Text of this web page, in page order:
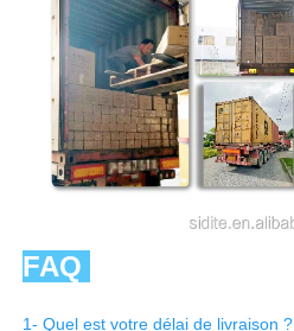
FAQ
1- Quel est votre délai de livraison ?